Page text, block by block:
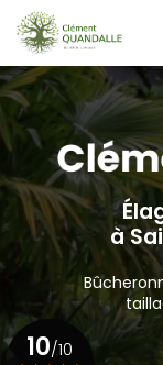
Aller
au
contenu
principal
à
10/10